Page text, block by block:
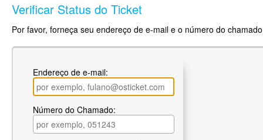
Verificar Status do Ticket
Por favor, forneça seu endereço de e-mail e o número do
Endereço de e-mail:
Número do Chamado: